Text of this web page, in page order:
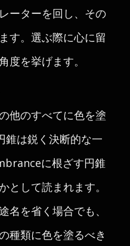
ーターを回し、その
す。選ぶ際に心に留
度を挙げます。
他のすべてに色を塗
錐は鋭く決断的な一
に根ざす円錐
として読まれます。
名を省く場合でも、
種類に色を塗るべき